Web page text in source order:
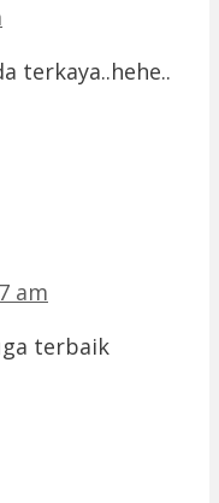
terkaya..hehe..
am
terbaik